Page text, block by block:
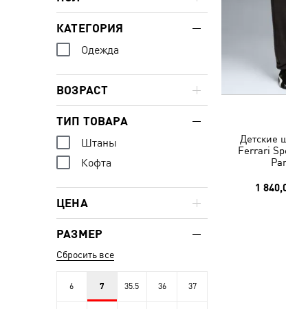
Детские
Ferrari
1
КАТЕГОРИЯ
Одежда
ВОЗРАСТ
ТИП ТОВАРА
Штаны
Кофта
ЦЕНА
РАЗМЕР
Сбросить все
6 7 35.5 36 37